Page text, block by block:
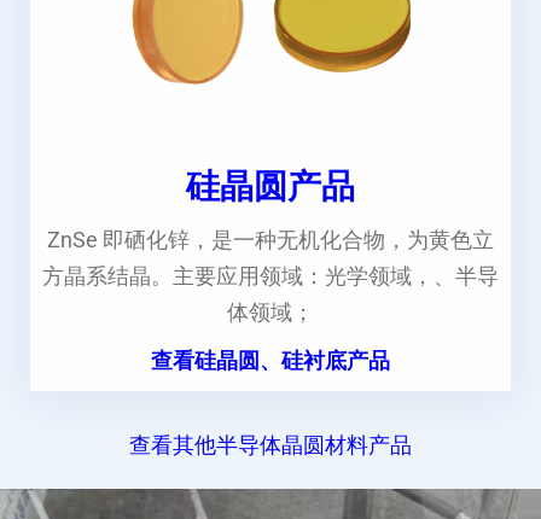
硅晶圆产品
ZnSe 即硒化锌，是一种无机化合物，为黄色立
方晶系结晶。主要应用领域：光学领域，、半导
体领域；
查看硅晶圆、硅衬底产品
查看其他半导体晶圆材料产品